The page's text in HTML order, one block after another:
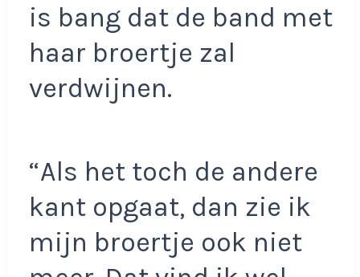
is bang dat de band met
haar broertje zal
verdwijnen.
“Als het toch de andere
kant opgaat, dan zie ik
mijn broertje ook niet